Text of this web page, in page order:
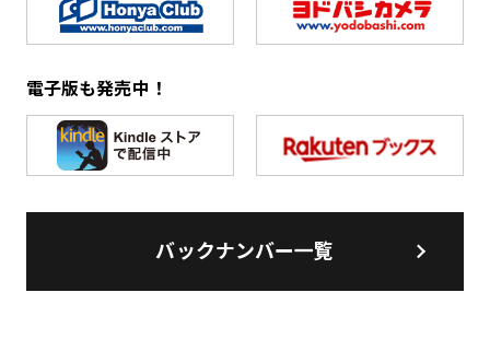
電子版も発売中！
バックナンバー一覧